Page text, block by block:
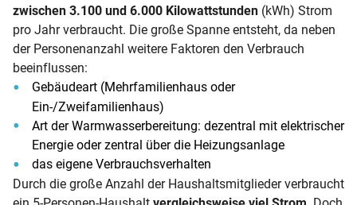
zwischen 3.100 und 6.000 Kilowattstunden (kWh) Strom
pro Jahr verbraucht. Die große Spanne entsteht, da neben
der Personenanzahl weitere Faktoren den Verbrauch
beeinflussen:
Gebäudeart (Mehrfamilienhaus oder
Ein-/Zweifamilienhaus)
Art der Warmwasserbereitung: dezentral mit elektrischer
Energie oder zentral über die Heizungsanlage
das eigene Verbrauchsverhalten
Durch die große Anzahl der Haushaltsmitglieder verbraucht